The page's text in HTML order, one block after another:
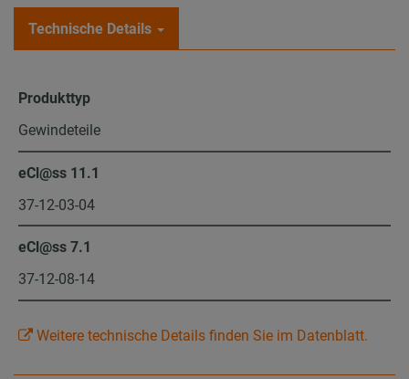
Technische Details
Produkttyp
Gewindeteile
eCl@ss 11.1
37-12-03-04
eCl@ss 7.1
37-12-08-14
Weitere technische Details finden Sie im Datenblatt.